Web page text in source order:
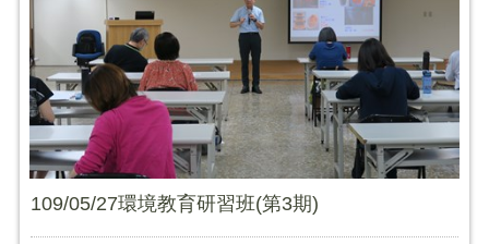
109/05/27環境教育研習班(第3期)